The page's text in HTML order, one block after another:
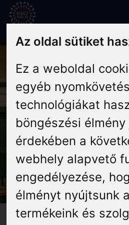
Az oldal sütiket
Ez a weboldal
egyéb
technológiákat
böngészési
érdekében a
webhely alapvető
engedélyezése,
élményt nyújtsunk
termékeink és
Skip
Rólunk
Hírek
Programok
Szállás
Vendéglátás